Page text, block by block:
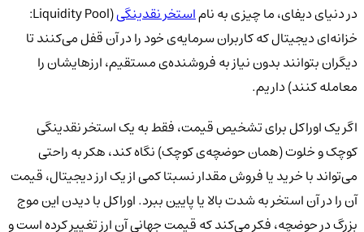
در دنیای دیفای، ما چیزی به ناماستخر نقدینگی
(Liquidity Pool:
خزانه‌ای دیجیتال که کاربران سرمایه‌ی خود را در آن قفل می‌کنند تا
دیگران بتوانند بدون نیاز به فروشنده‌ی مستقیم، ارزهایشان را
معامله کنند) داریم.
اگر یک اوراکل برای تشخیص قیمت، فقط به یک استخر نقدینگی
کوچک و خلوت (همان حوضچه‌ی کوچک) نگاه کند، هکر به راحتی
می‌تواند با خرید یا فروش مقدار نسبتا کمی از یک ارز دیجیتال، قیمت
آن را در آن استخر به شدت بالا یا پایین ببرد. اوراکل با دیدن این موج
بزرگ در حوضچه، فکر می‌کند که قیمت جهانی آن ارز تغییر کرده است و